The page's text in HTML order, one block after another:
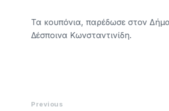
Τα κουπόνια, παρέδωσε στον
Δέσποινα Κωνσταντινίδη.
Previous